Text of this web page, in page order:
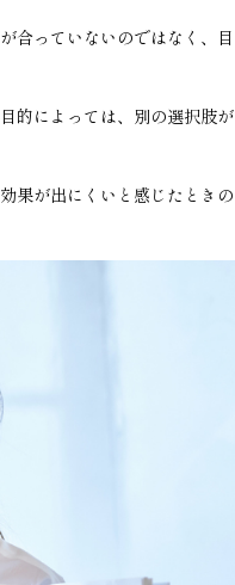
合っていないのではなく、目
的によっては、別の選択肢が
果が出にくいと感じたときの